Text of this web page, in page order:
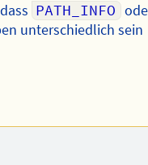
PATH_INFO
unterschiedlich sein